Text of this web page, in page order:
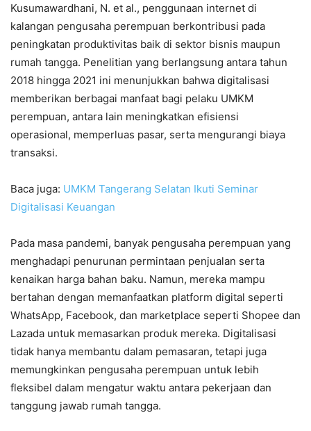
Kusumawardhani, N. et al., penggunaan internet di
kalangan pengusaha perempuan berkontribusi pada
peningkatan produktivitas baik di sektor bisnis maupun
rumah tangga. Penelitian yang berlangsung antara tahun
2018 hingga 2021 ini menunjukkan bahwa digitalisasi
memberikan berbagai manfaat bagi pelaku UMKM
perempuan, antara lain meningkatkan efisiensi
operasional, memperluas pasar, serta mengurangi biaya
transaksi.
Baca juga: UMKM Tangerang Selatan Ikuti Seminar
Digitalisasi Keuangan
Pada masa pandemi, banyak pengusaha perempuan yang
menghadapi penurunan permintaan penjualan serta
kenaikan harga bahan baku. Namun, mereka mampu
bertahan dengan memanfaatkan platform digital seperti
WhatsApp, Facebook, dan marketplace seperti Shopee dan
Lazada untuk memasarkan produk mereka. Digitalisasi
tidak hanya membantu dalam pemasaran, tetapi juga
memungkinkan pengusaha perempuan untuk lebih
fleksibel dalam mengatur waktu antara pekerjaan dan
tanggung jawab rumah tangga.